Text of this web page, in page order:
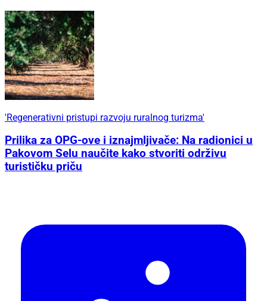
'Regenerativni pristupi razvoju ruralnog turizma'
Prilika za OPG-ove i iznajmljivače: Na radionici u
Pakovom Selu naučite kako stvoriti održivu
turističku priču